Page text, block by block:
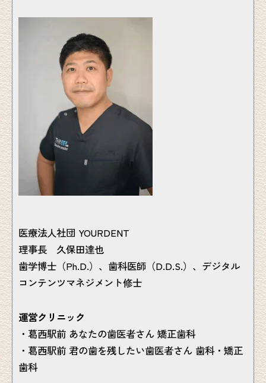
医療法人社団 YOURDENT
理事長 久保田達也
歯学博士（Ph.D.）、歯科医師（D.D.S.）、デジタル
コンテンツマネジメント修士
運営クリニック
・葛西駅前 あなたの歯医者さん 矯正歯科
・葛西駅前 君の歯を残したい歯医者さん 歯科・矯正
歯科